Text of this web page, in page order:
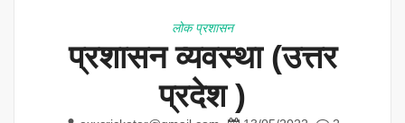
लोक प्रशासन
प्रशासन व्यवस्था (उत्तर
प्रदेश )